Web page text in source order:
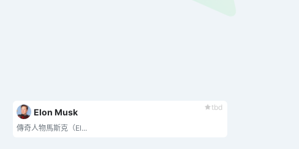
tbd
Elon Musk
傳奇人物馬斯克（El...